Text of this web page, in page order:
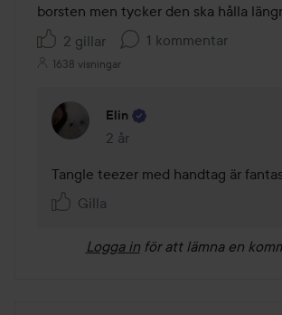
borsten men tycker den ska hålla
2 gillar
1 kommentar
1638 visningar
Elin
2 år
Kommentaren lades 2 år
Tangle teezer med handtag är
Gilla
Logga in för att lämna en